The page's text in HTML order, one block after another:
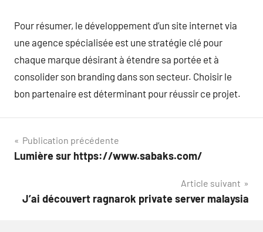
Pour résumer, le développement d’un site internet via
une agence spécialisée est une stratégie clé pour
chaque marque désirant à étendre sa portée et à
consolider son branding dans son secteur. Choisir le
bon partenaire est déterminant pour réussir ce projet.
Navigation
de
Publication précédente
Lumière sur https://www.sabaks.com/
Article suivant
J’ai découvert ragnarok private server malaysia